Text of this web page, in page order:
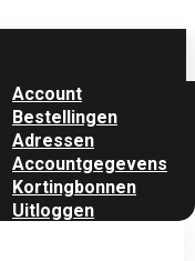
Account
Bestellingen
Adressen
Accountgegevens
Kortingbonnen
Uitloggen